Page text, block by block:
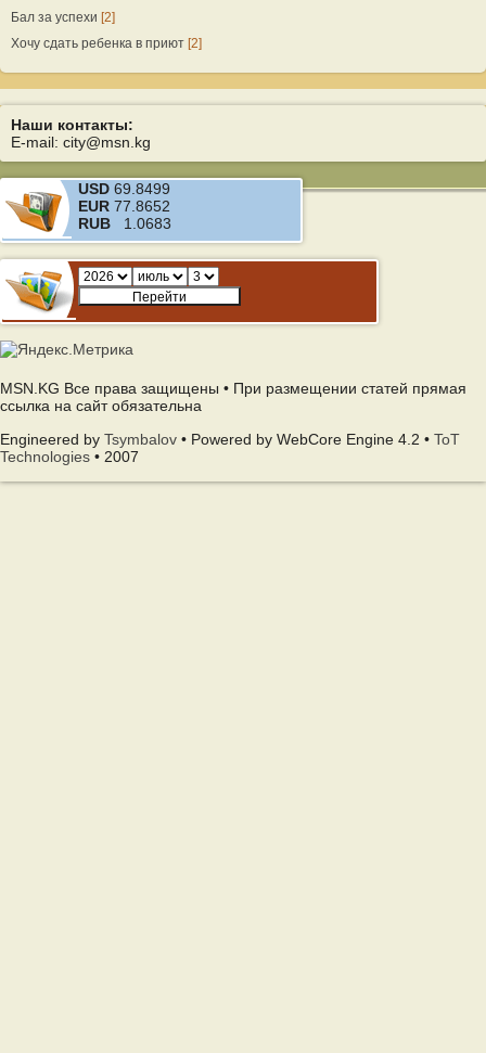
Бал за успехи [2]
Хочу сдать ребенка в приют [2]
Наши контакты:
E-mail: city@msn.kg
USD 69.8499
EUR 77.8652
RUB 1.0683
MSN.KG Все права защищены • При размещении статей прямая
ссылка на сайт обязательна
Engineered by Tsymbalov • Powered by WebCore Engine 4.2 • ToT
Technologies • 2007